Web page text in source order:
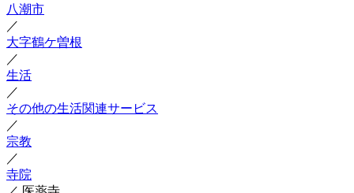
八潮市
／
大字鶴ケ曽根
／
生活
／
その他の生活関連サービス
／
宗教
／
寺院